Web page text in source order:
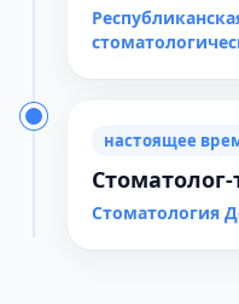
настоящее
Стоматология